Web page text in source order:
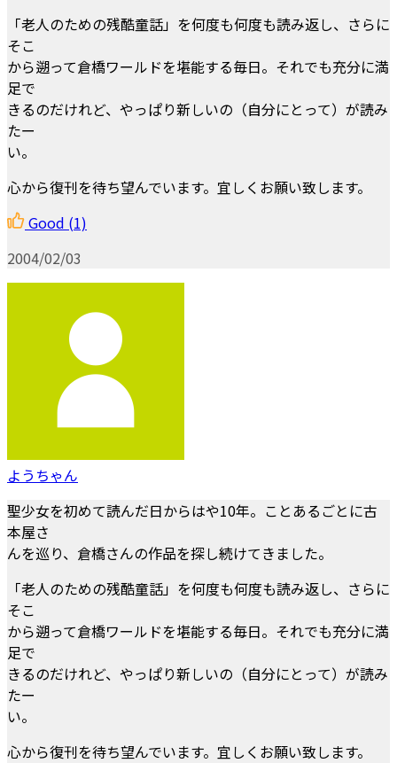
「老人のための残酷童話」を何度も何度も読み返し、さらに
そこ
から遡って倉橋ワールドを堪能する毎日。それでも充分に満
足で
きるのだけれど、やっぱり新しいの（自分にとって）が読み
たー
い。
心から復刊を待ち望んでいます。宜しくお願い致します。
Good (1)
2004/02/03
ようちゃん
聖少女を初めて読んだ日からはや10年。ことあるごとに古
本屋さ
んを巡り、倉橋さんの作品を探し続けてきました。
「老人のための残酷童話」を何度も何度も読み返し、さらに
そこ
から遡って倉橋ワールドを堪能する毎日。それでも充分に満
足で
きるのだけれど、やっぱり新しいの（自分にとって）が読み
たー
い。
心から復刊を待ち望んでいます。宜しくお願い致します。